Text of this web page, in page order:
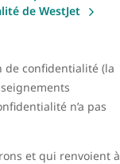
de WestJet
de confidentialité (la
n’a pas
et qui renvoient à